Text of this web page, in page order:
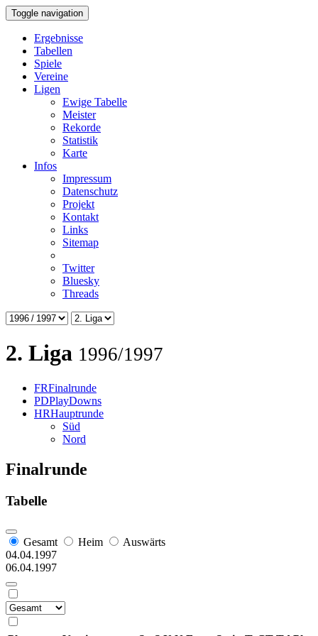
Toggle navigation
Ergebnisse
Tabellen
Spiele
Vereine
Ligen
Ewige Tabelle
Meister
Rekorde
Statistik
Karte
Infos
Impressum
Datenschutz
Projekt
Kontakt
Links
Sitemap
Twitter
Bluesky
Threads
2. Liga 1996/1997
FRFinalrunde
PDPlayDowns
HRHauptrunde
Süd
Nord
Finalrunde
Tabelle
Gesamt Heim Auswärts
04.04.1997
06.04.1997